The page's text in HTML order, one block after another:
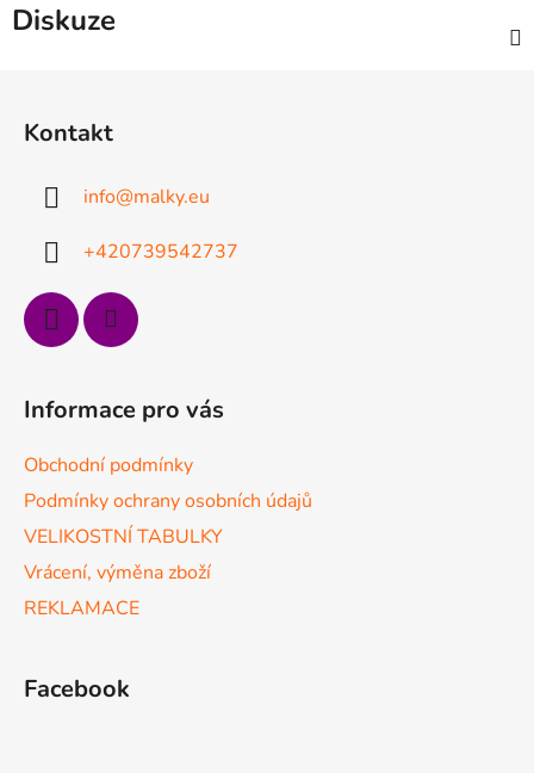
Diskuze
Kontakt
info@malky.eu
+420739542737
Informace pro vás
Obchodní podmínky
Podmínky ochrany osobních údajů
VELIKOSTNÍ TABULKY
Vrácení, výměna zboží
REKLAMACE
Facebook